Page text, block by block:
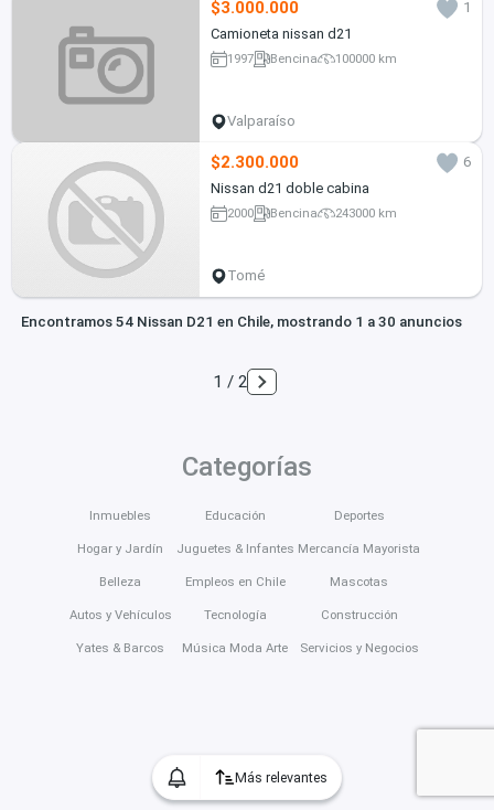
Más relevantes
$3.000.000
1
Camioneta nissan d21
1997 Bencina 100000 km
Valparaíso
$2.300.000
6
Nissan d21 doble cabina
2000 Bencina 243000 km
Tomé
Encontramos 54 Nissan D21 en Chile, mostrando 1 a 30 anuncios
1 / 2
Categorías
Inmuebles
Hogar y Jardín
Belleza
Autos y Vehículos
Yates & Barcos
Educación
Juguetes & Infantes
Empleos en Chile
Tecnología
Música Moda Arte
Deportes
Mercancía Mayorista
Mascotas
Construcción
Servicios y Negocios